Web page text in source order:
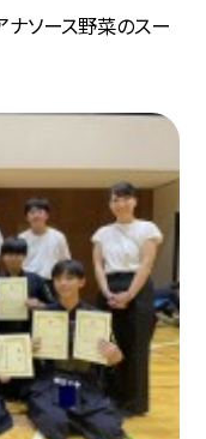
ナソース野菜のスー